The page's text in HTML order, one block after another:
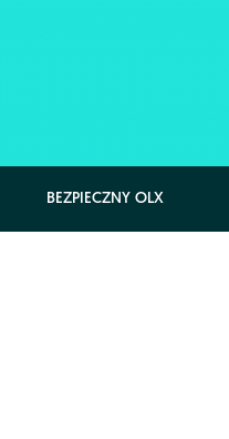
BEZPIECZNY OLX